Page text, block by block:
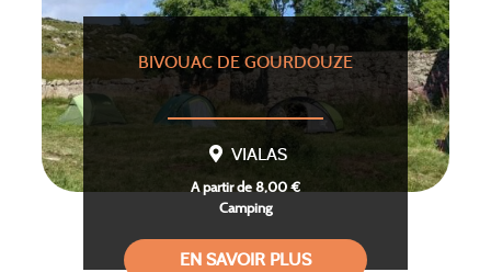
BIVOUAC DE GOURDOUZE
VIALAS
A partir de 8,00 €
Camping
EN SAVOIR PLUS